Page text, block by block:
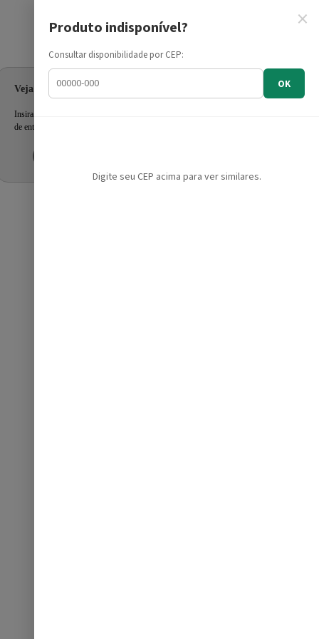
Informe seu CEP
Veja as ofertas para seu endereço!
Insira seu CEP e confira a disponibilidade dos produtos e prazo
de entrega.
×
Produto indisponível?
Consultar disponibilidade por CEP:
OK
Digite seu CEP acima para ver similares.